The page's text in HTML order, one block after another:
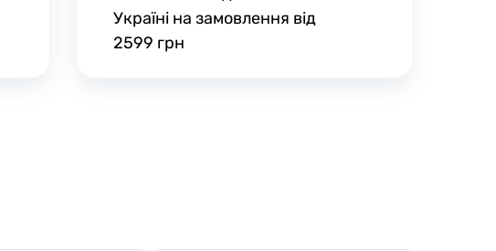
Україні на замовлення від
2599 грн